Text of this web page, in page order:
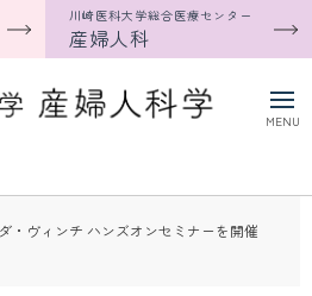
川崎医科大学総合医療センター
産婦人科
・ヴィンチ ハンズオンセミナーを開催